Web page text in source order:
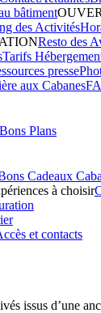
bâtiment
des Activités
Resto des
Tarifs
presse
aux Cabanes
Plans
Cadeaux
à choisir
et contacts
issus d’une